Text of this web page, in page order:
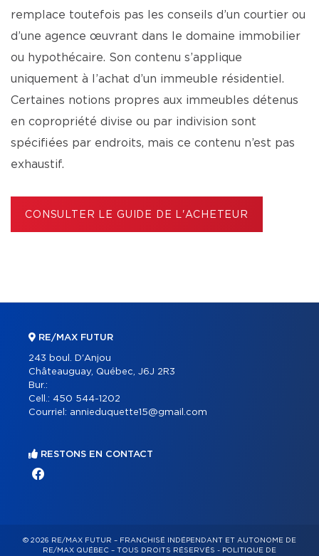
remplace toutefois pas les conseils d’un courtier ou
d’une agence œuvrant dans le domaine immobilier
ou hypothécaire. Son contenu s’applique
uniquement à l’achat d’un immeuble résidentiel.
Certaines notions propres aux immeubles détenus
en copropriété divise ou par indivision sont
spécifiées par endroits, mais ce contenu n’est pas
exhaustif.
CONSULTER LE GUIDE DE L'ACHETEUR
RE/MAX FUTUR
243 boul. D'Anjou
Châteauguay, Québec, J6J 2R3
Bur.:
Cell.: 450 544-1202
Courriel: annieduquette15@gmail.com
RESTONS EN CONTACT
© 2026 RE/MAX FUTUR – FRANCHISÉ INDÉPENDANT ET AUTONOME DE
RE/MAX QUÉBEC – TOUS DROITS RÉSERVÉS - POLITIQUE DE